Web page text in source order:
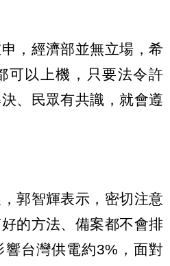
，經濟部並無立場，希
可以上機，只要法令許
、民眾有共識，就會遵
郭智輝表示，密切注意
的方法、備案都不會排
響台灣供電約3%，面對